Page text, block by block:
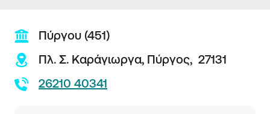
Πύργου (451)
Πλ. Σ. Καράγιωργα, Πύργος, 27131
26210 40341